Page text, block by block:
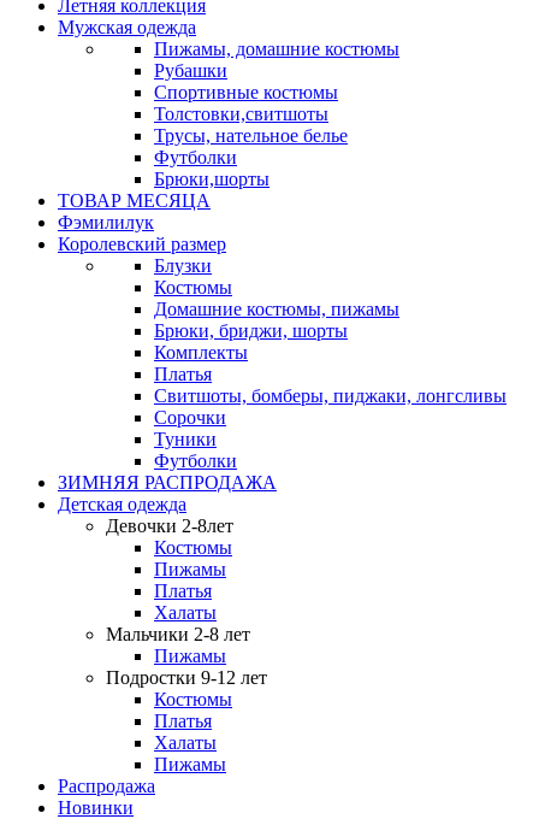
Летняя коллекция
Мужская одежда
Пижамы, домашние костюмы
Рубашки
Спортивные костюмы
Толстовки,свитшоты
Трусы, нательное белье
Футболки
Брюки,шорты
ТОВАР МЕСЯЦА
Фэмилилук
Королевский размер
Блузки
Костюмы
Домашние костюмы, пижамы
Брюки, бриджи, шорты
Комплекты
Платья
Свитшоты, бомберы, пиджаки, лонгсливы
Сорочки
Туники
Футболки
ЗИМНЯЯ РАСПРОДАЖА
Детская одежда
Девочки 2-8лет
Костюмы
Пижамы
Платья
Халаты
Мальчики 2-8 лет
Пижамы
Подростки 9-12 лет
Костюмы
Платья
Халаты
Пижамы
Распродажа
Новинки